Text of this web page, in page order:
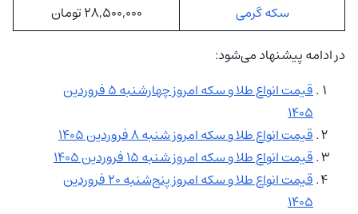
سکه گرمی
28,500,000 تومان
در ادامه پیشنهاد می‌شود:
قیمت انواع طلا و سکه امروز چهارشنبه 5 فروردین
1405
قیمت انواع طلا و سکه امروز شنبه 8 فروردین 1405
قیمت انواع طلا و سکه امروز شنبه 15 فروردین 1405
قیمت انواع طلا و سکه امروز پنج‌شنبه 20 فروردین
1405